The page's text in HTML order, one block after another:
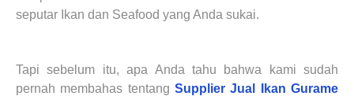
seputar Ikan dan Seafood yang Anda sukai.
Tapi sebelum itu, apa Anda tahu bahwa kami sudah
pernah membahas tentang Supplier Jual Ikan Gurame